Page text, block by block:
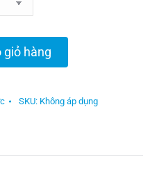
giỏ hàng
SKU: Không áp dụng